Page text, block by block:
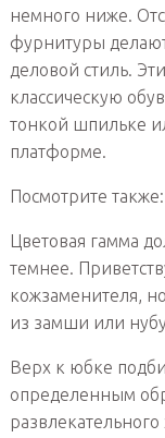
немного ниже.
фурнитуры
деловой стиль.
классическую
тонкой шпильке
платформе.
Посмотрите также:
Цветовая гамма
темнее.
кожзаменителя,
из замши или
Верх к юбке
определенным